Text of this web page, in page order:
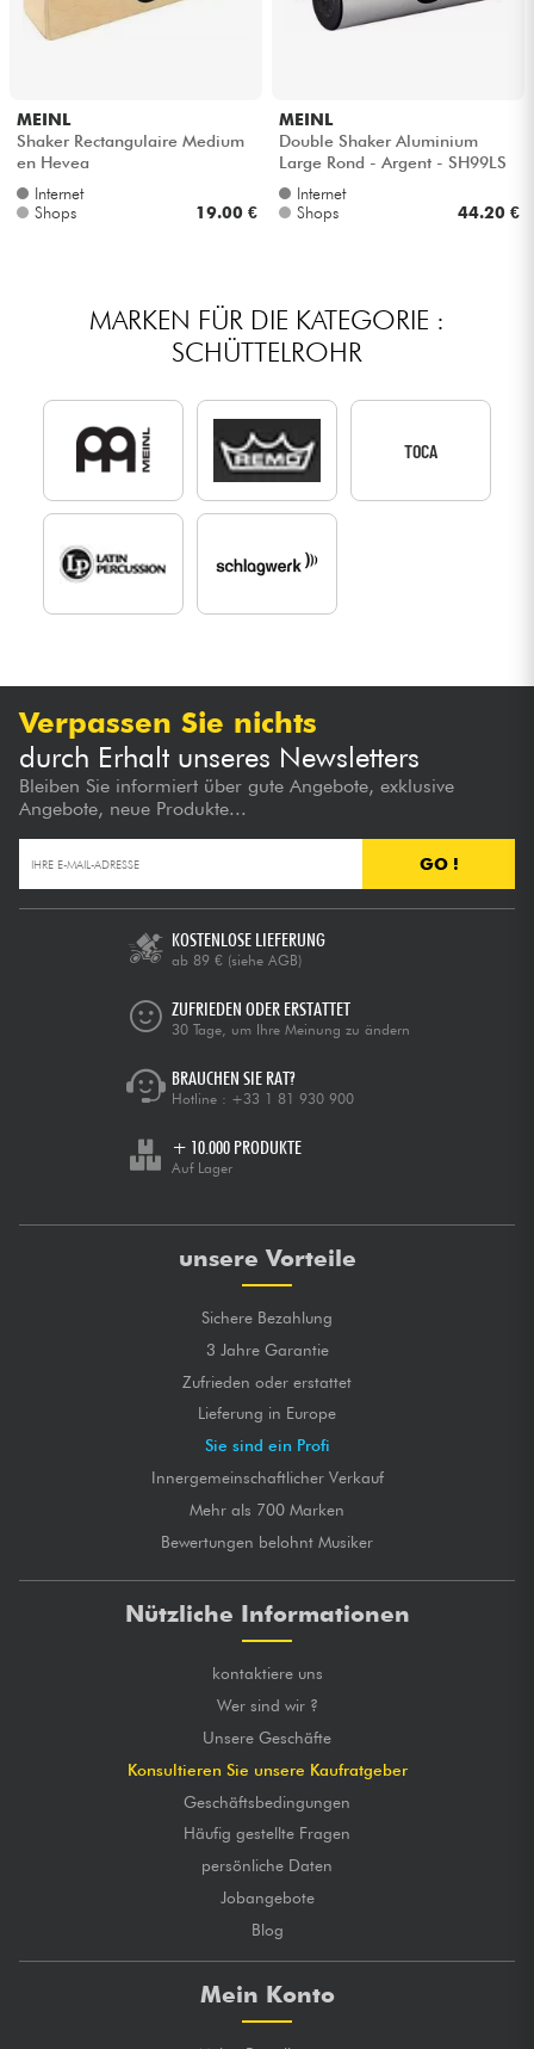
MEINL
Shaker Rectangulaire Medium
en Hevea
Internet
Shops
19.00 €
MEINL
Double Shaker Aluminium
Large Rond - Argent - SH99LS
Internet
Shops
44.20 €
MARKEN FÜR DIE KATEGORIE :
SCHÜTTELROHR
TOCA
Verpassen Sie nichts
durch Erhalt unseres Newsletters
Bleiben Sie informiert über gute Angebote, exklusive
Angebote, neue Produkte...
GO !
KOSTENLOSE LIEFERUNG
ab 89 € (siehe AGB)
ZUFRIEDEN ODER ERSTATTET
30 Tage, um Ihre Meinung zu ändern
BRAUCHEN SIE RAT?
Hotline : +33 1 81 930 900
+ 10.000 PRODUKTE
Auf Lager
unsere Vorteile
Sichere Bezahlung
3 Jahre Garantie
Zufrieden oder erstattet
Lieferung in Europe
Sie sind ein Profi
Innergemeinschaftlicher Verkauf
Mehr als 700 Marken
Bewertungen belohnt Musiker
Nützliche Informationen
kontaktiere uns
Wer sind wir ?
Unsere Geschäfte
Konsultieren Sie unsere Kaufratgeber
Geschäftsbedingungen
Häufig gestellte Fragen
persönliche Daten
Jobangebote
Blog
Mein Konto